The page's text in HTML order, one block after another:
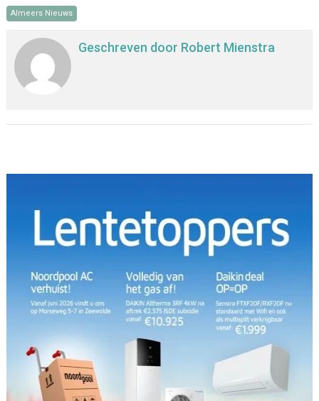
Almeers Nieuws
Geschreven door Robert Mienstra